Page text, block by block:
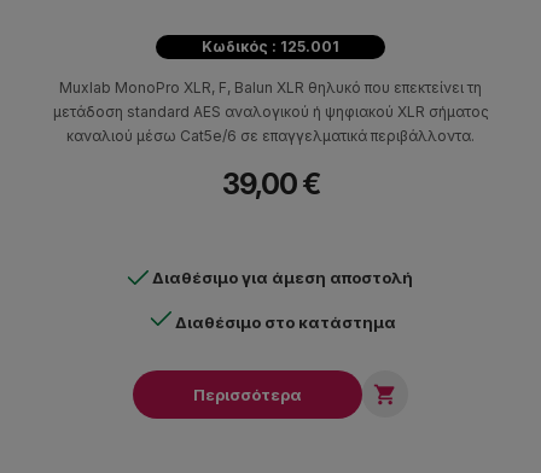
Κωδικός : 125.001
Muxlab MonoPro XLR, F, Balun XLR θηλυκό που επεκτείνει τη
μετάδοση standard AES αναλογικού ή ψηφιακού XLR σήματος
καναλιού μέσω Cat5e/6 σε επαγγελματικά περιβάλλοντα.
39,00 €
Διαθέσιμο για άμεση αποστολή
Διαθέσιμο στο κατάστημα
Περισσότερα 